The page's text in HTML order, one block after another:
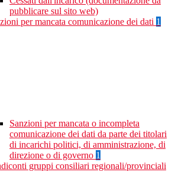
pubblicare sul sito web)
per mancata comunicazione dei dati 1
Sanzioni per mancata o incompleta
comunicazione dei dati da parte dei titolari
di incarichi politici, di amministrazione, di
direzione o di governo 1
gruppi consiliari regionali/provinciali